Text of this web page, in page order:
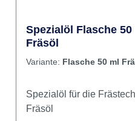
DistanceControl ist ein
Messinstrument aus Inox-
besteht aus einem 8-
0.10mm, 0.15mm,
0.25mm, 0.30mm,
Spezialöl Flasche 50
Fräsöl
Variante: Flasche 50 ml
Spezialöl für die
Fräsöl